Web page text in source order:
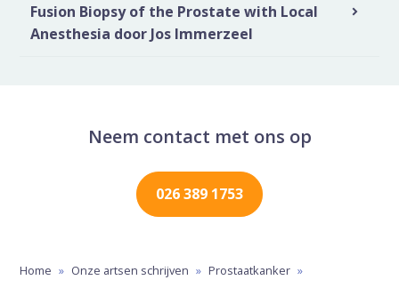
Fusion Biopsy of the Prostate with Local
Anesthesia door Jos Immerzeel
Neem contact met ons op
026 389 1753
Home » Onze artsen schrijven » Prostaatkanker »